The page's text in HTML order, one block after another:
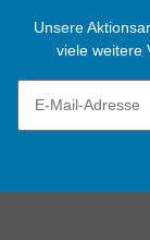
Unsere
viele weitere